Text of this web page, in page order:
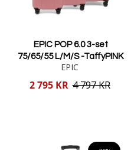
EPIC POP 6.0 3-set
75/65/55 L/M/S -TaffyPINK
EPIC
Reducerat
2 795 KR 4 797 KR